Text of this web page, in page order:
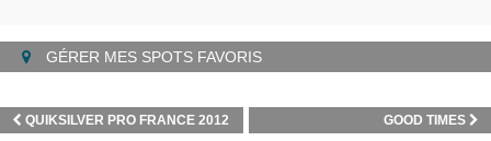
GÉRER MES SPOTS FAVORIS
GOOD TIMES
QUIKSILVER PRO FRANCE 2012